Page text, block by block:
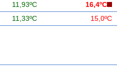
11,93ºC 16,4ºC
11,33ºC 15,0ºC